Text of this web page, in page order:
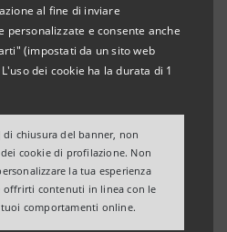
al fine di inviare
personalizzate e consente anche
(impostati da un sito web
dei cookie ha la durata di 1
chiusura del banner, non
dei cookie di profilazione. Non
la tua esperienza
offrirti contenuti in linea con le
comportamenti online.
DI UN’AMICIZIA,
E MOLTE OPPORTUNITÀ UN
DE GASPERI E DI
I GIOVANI
2017– Venerdì 29
presso il Lingotto Fiere di
De Gasperi promuove in